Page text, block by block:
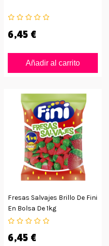
6,45 €
Añadir al carrito
Fresas Salvajes Brillo De Fini
En Bolsa De 1kg
6,45 €